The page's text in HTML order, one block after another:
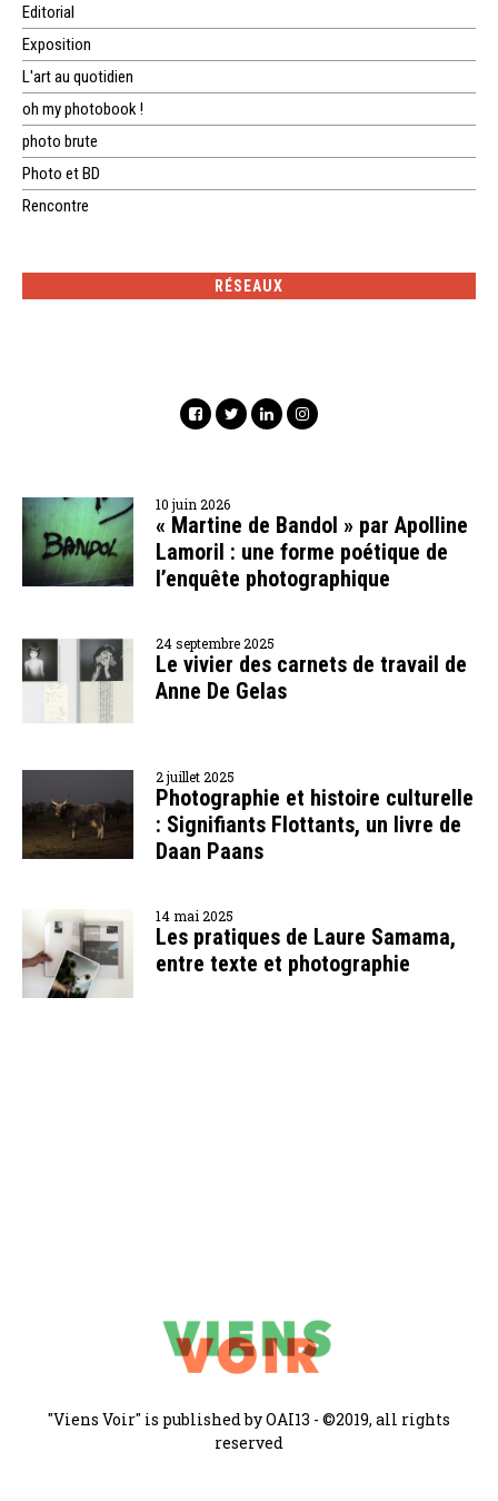
Editorial
Exposition
L'art au quotidien
oh my photobook !
photo brute
Photo et BD
Rencontre
RÉSEAUX
10 juin 2026
« Martine de Bandol » par Apolline
Lamoril : une forme poétique de
l’enquête photographique
24 septembre 2025
Le vivier des carnets de travail de
Anne De Gelas
2 juillet 2025
Photographie et histoire culturelle
: Signifiants Flottants, un livre de
Daan Paans
14 mai 2025
Les pratiques de Laure Samama,
entre texte et photographie
"Viens Voir" is published by OAI13 - ©2019, all rights
reserved